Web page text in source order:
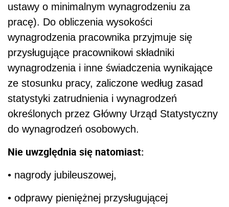
ustawy o minimalnym wynagrodzeniu za
pracę). Do obliczenia wysokości
wynagrodzenia pracownika przyjmuje się
przysługujące pracownikowi składniki
wynagrodzenia i inne świadczenia wynikające
ze stosunku pracy, zaliczone według zasad
statystyki zatrudnienia i wynagrodzeń
określonych przez Główny Urząd Statystyczny
do wynagrodzeń osobowych.
Nie uwzględnia się natomiast:
• nagrody jubileuszowej,
• odprawy pieniężnej przysługującej